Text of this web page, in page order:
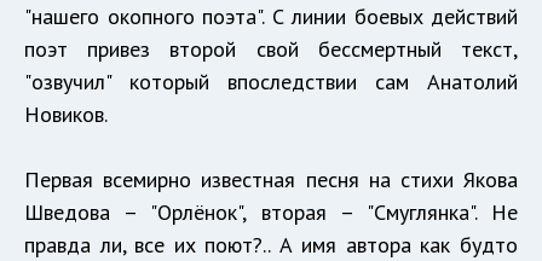
"нашего окопного поэта". С линии боевых действий
поэт привез второй свой бессмертный текст,
"озвучил" который впоследствии сам Анатолий
Новиков.
Первая всемирно известная песня на стихи Якова
Шведова – "Орлёнок", вторая – "Смуглянка". Не
правда ли, все их поют?.. А имя автора как будто